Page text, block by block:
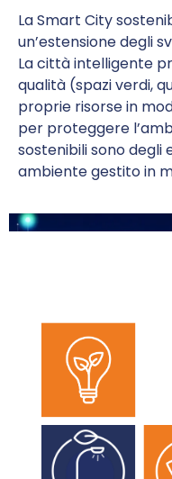
La Smart City
un’estensione degli
La città intelligente
qualità (spazi verdi,
proprie risorse in
per proteggere
sostenibili sono degli
ambiente gestito in